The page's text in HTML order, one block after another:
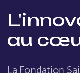
au
La Fondation